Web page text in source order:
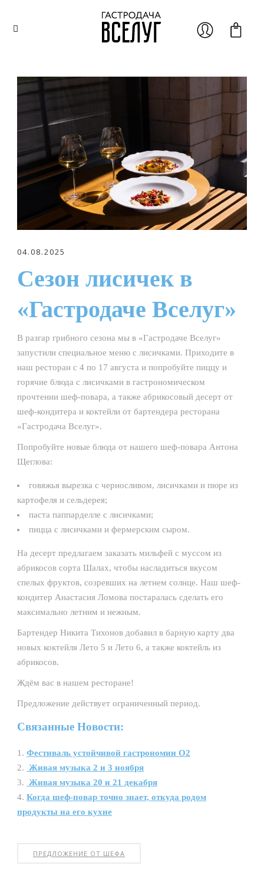
04.08.2025
Сезон лисичек в
«Гастродаче Вселуг»
В разгар грибного сезона мы в «Гастродаче Вселуг»
запустили специальное меню с лисичками. Приходите в
наш ресторан с 4 по 17 августа и попробуйте пиццу и
горячие блюда с лисичками в гастрономическом
прочтении шеф-повара, а также абрикосовый десерт от
шеф-кондитера и коктейли от бартендера ресторана
«Гастродача Вселуг».
Попробуйте новые блюда от нашего шеф-повара Антона
Щеглова:
говяжья вырезка с черносливом, лисичками и пюре из
картофеля и сельдерея;
паста паппарделле с лисичками;
пицца с лисичками и фермерским сыром.
На десерт предлагаем заказать мильфей с муссом из
абрикосов сорта Шалах, чтобы насладиться вкусом
спелых фруктов, созревших на летнем солнце. Наш шеф-
кондитер Анастасия Ломова постаралась сделать его
максимально летним и нежным.
Бартендер Никита Тихонов добавил в барную карту два
новых коктейля Лето 5 и Лето 6, а также коктейль из
абрикосов.
Ждём вас в нашем ресторане!
Предложение действует ограниченный период.
Связанные Новости:
Фестиваль устойчивой гастрономии О2
Живая музыка 2 и 3 ноября
Живая музыка 20 и 21 декабря
Когда шеф-повар точно знает, откуда родом
продукты на его кухне
ПРЕДЛОЖЕНИЕ ОТ ШЕФА